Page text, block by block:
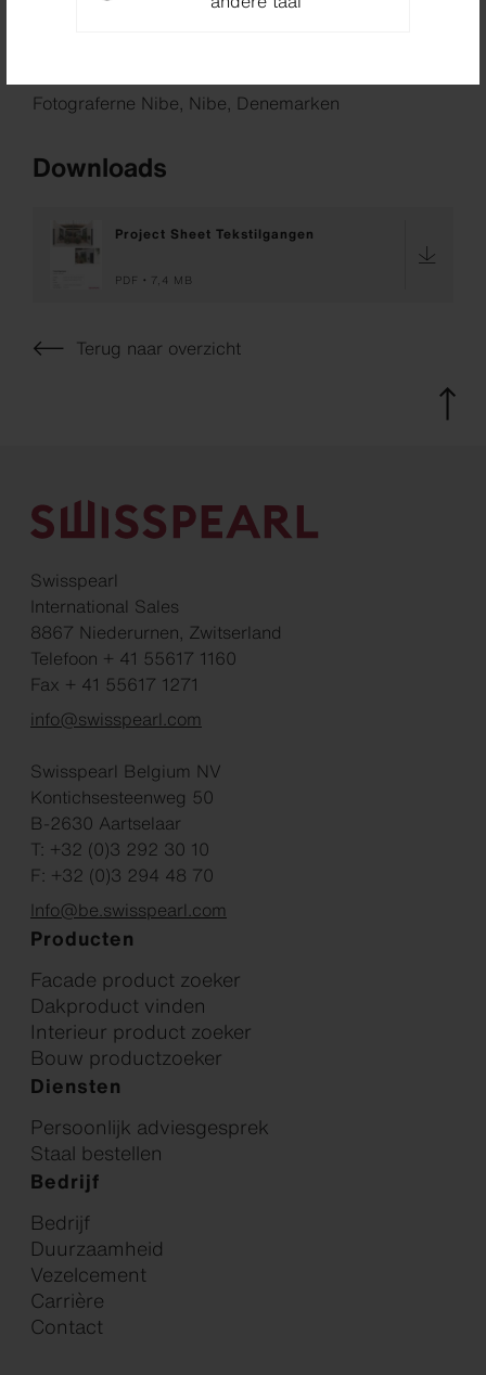
Fotograferne Nibe, Nibe, Denemarken
Downloads
Project Sheet Tekstilgangen
PDF 7,4 MB
Terug naar overzicht
Swisspearl
International Sales
8867 Niederurnen, Zwitserland
Telefoon + 41 55617 1160
Fax + 41 55617 1271
info@swisspearl.com
Swisspearl Belgium NV
Kontichsesteenweg 50
B-2630 Aartselaar
T: +32 (0)3 292 30 10
F: +32 (0)3 294 48 70
Info@be.swisspearl.com
Producten
Facade product zoeker
Dakproduct vinden
Interieur product zoeker
Bouw productzoeker
Diensten
Persoonlijk adviesgesprek
Staal bestellen
Bedrijf
Bedrijf
Duurzaamheid
Vezelcement
Carrière
Contact